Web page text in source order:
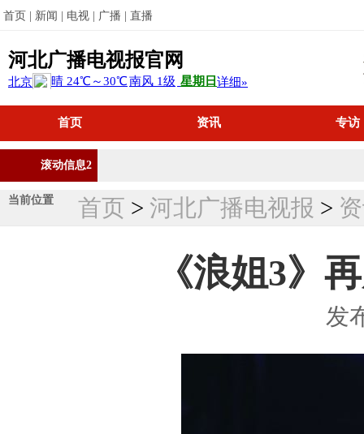
首页 | 新闻 | 电视 | 广播 | 直播
河北广播电视报官网
首页 资讯 专访
滚动信息2
当前位置 首页 > 河北广播电视报 >
《浪姐3》
发